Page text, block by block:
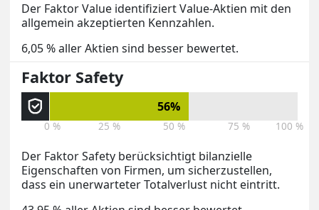
Der Faktor Value identifiziert Value-Aktien mit den
allgemein akzeptierten Kennzahlen.
6,05 % aller Aktien sind besser bewertet.
Faktor Safety
56%
0 % 25 % 50 % 75 % 100 %
Der Faktor Safety berücksichtigt bilanzielle
Eigenschaften von Firmen, um sicherzustellen,
dass ein unerwarteter Totalverlust nicht eintritt.